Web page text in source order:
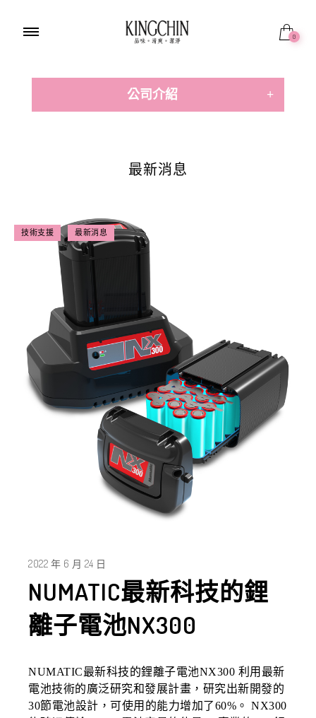
0
公司介紹
關於金群
精選廣告
合作提案
與我連絡
最新消息
技術支援 最新消息
2022 年 6 月 24 日
NUMATIC最新科技的鋰
離子電池NX300
NUMATIC最新科技的鋰離子電池NX300 利用最新
電池技術的廣泛研究和發展計畫，研究出新開發的
30節電池設計，可使用的能力增加了60%。 NX300